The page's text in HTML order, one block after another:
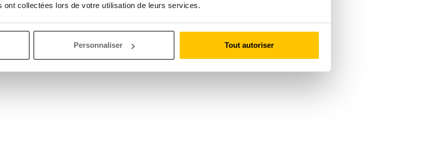
ont collectées lors de votre utilisation de leurs services.
Personnaliser Tout autoriser